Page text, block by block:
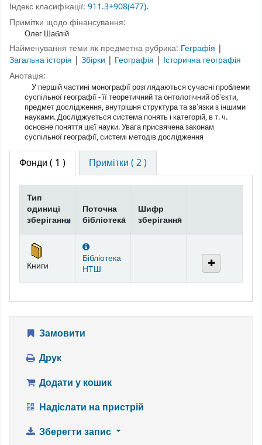
Індекс класифікації: 911.3+908(477).
Примітки щодо фінансування:
Олег Шаблій
Найменування теми як предметна рубрика: Геграфія |
Загальна історія | Збірки | Географія | Історична географія
Анотація:
У першій частині монографії розглядаються сучасні проблеми
суспільної географії - її теоретичний та онтологічний обʼєкти,
предмет дослідження, внутрішня структура та звʼязки з іншими
науками. Досліджується система понять і категорій, в т. ч.
основне поняття цієї науки. Увага присвячена законам
суспільної географії, системі методів дослідження
Фонди ( 1 ) Примітки ( 2 )
Тип
одиниці
зберігання
Поточна
бібліотека
Шифр
зберігання
Книги
Бібліотека
НТШ
Замовити
Друк
Додати у кошик
Надіслати на пристрій
Зберегти запис